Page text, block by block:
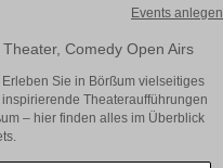
Events anlegen
Comedy Open Airs
Sie in Börßum vielseitiges
Theateraufführungen
– hier finden alles im Überblick